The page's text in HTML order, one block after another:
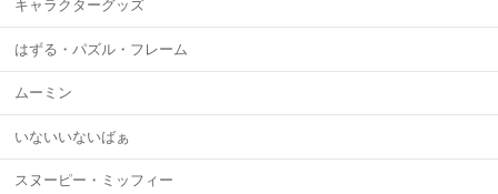
キャラクターグッズ
はずる・パズル・フレーム
ムーミン
いないいないばぁ
スヌーピー・ミッフィー